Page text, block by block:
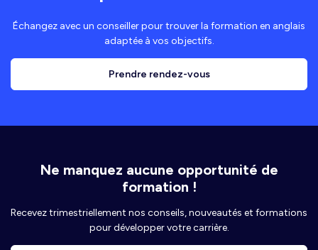
Échangez avec un conseiller pour trouver la formation en anglais
adaptée à vos objectifs.
Prendre rendez-vous
Ne manquez aucune opportunité de
formation !
Recevez trimestriellement nos conseils, nouveautés et formations
pour développer votre carrière.